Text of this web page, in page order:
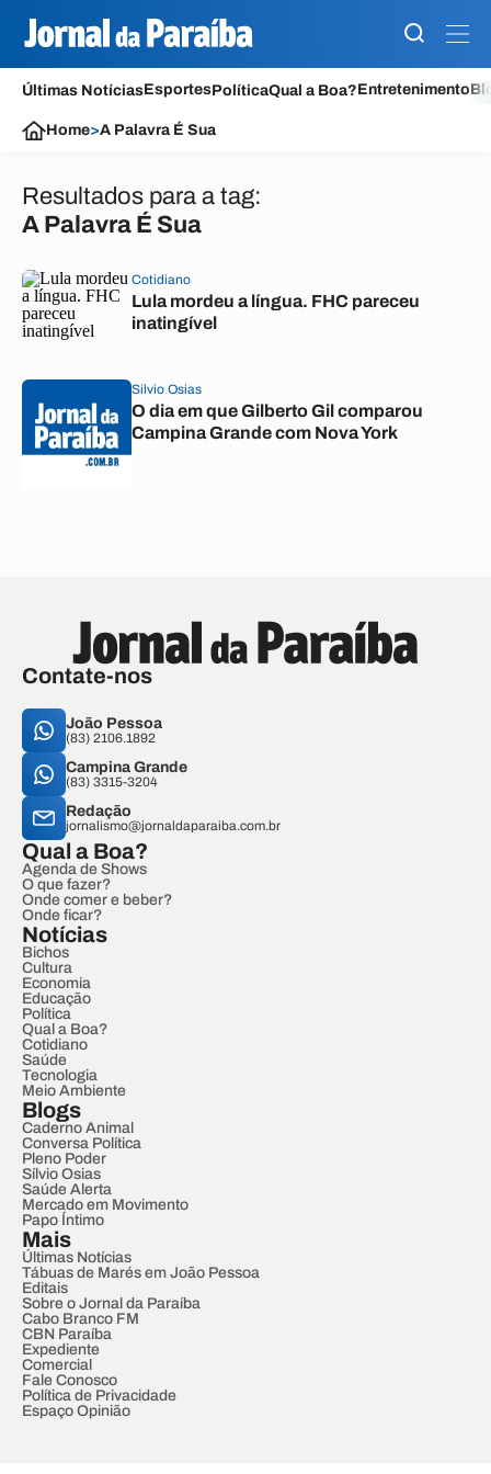
Últimas NotíciasEsportesPolíticaQual a Boa?Entretenimento
Home>A Palavra É Sua
Resultados para a tag:
A Palavra É Sua
Cotidiano
Lula mordeu a língua. FHC pareceu
inatingível
Silvio Osias
O dia em que Gilberto Gil comparou
Campina Grande com Nova York
Contate-nos
João Pessoa
(83) 2106.1892
Campina Grande
(83) 3315-3204
Redação
jornalismo@jornaldaparaiba.com.br
Qual a Boa?
Agenda de Shows
O que fazer?
Onde comer e beber?
Onde ficar?
Notícias
Bichos
Cultura
Economia
Educação
Política
Qual a Boa?
Cotidiano
Saúde
Tecnologia
Meio Ambiente
Blogs
Caderno Animal
Conversa Política
Pleno Poder
Sílvio Osias
Saúde Alerta
Mercado em Movimento
Papo Íntimo
Mais
Últimas Notícias
Tábuas de Marés em João Pessoa
Editais
Sobre o Jornal da Paraíba
Cabo Branco FM
CBN Paraíba
Expediente
Comercial
Fale Conosco
Política de Privacidade
Espaço Opinião